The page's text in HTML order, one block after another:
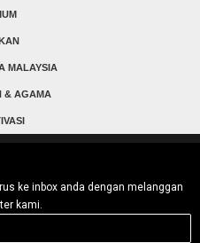
MALAYSIA
& AGAMA
ke inbox anda dengan melanggan
kami.